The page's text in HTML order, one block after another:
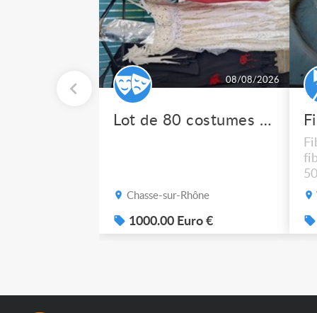
08/08/2026
Lot de 80 costumes de scène pro
Chasse-sur-Rhône
1000.00 Euro €